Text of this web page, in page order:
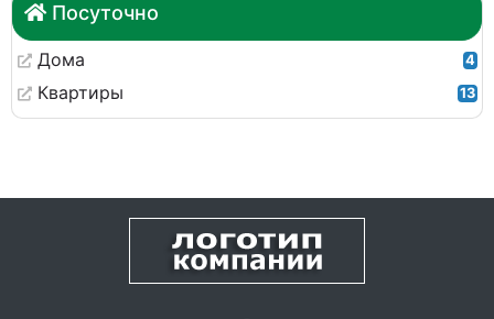
Посуточно
Дома 4
Квартиры 13